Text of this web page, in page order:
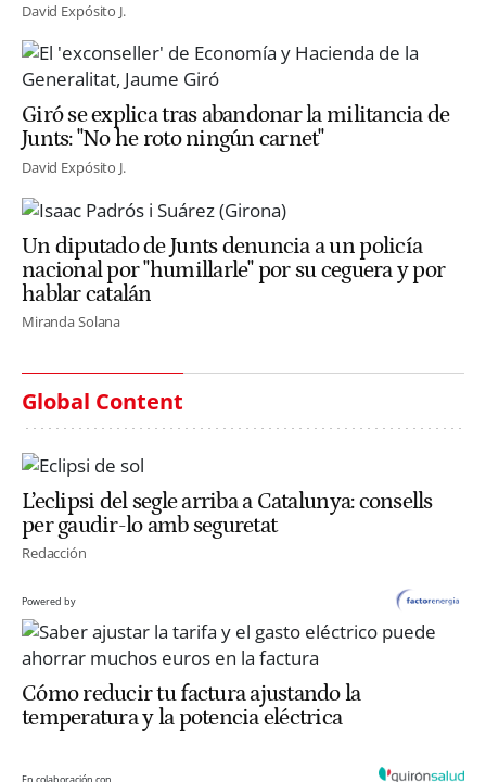
David Expósito J.
Giró se explica tras abandonar la militancia de
Junts: "No he roto ningún carnet"
David Expósito J.
Un diputado de Junts denuncia a un policía
nacional por "humillarle" por su ceguera y por
hablar catalán
Miranda Solana
Global Content
L’eclipsi del segle arriba a Catalunya: consells
per gaudir-lo amb seguretat
Redacción
Powered by
Cómo reducir tu factura ajustando la
temperatura y la potencia eléctrica